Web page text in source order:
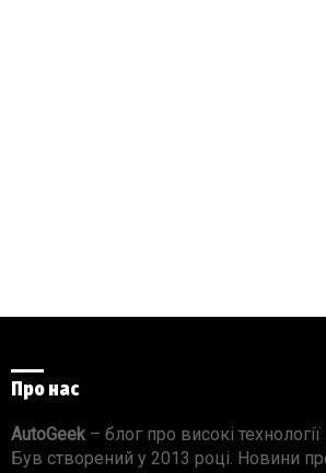
Про нас
AutoGeek – блог про високі
Був створений у 2013 році. Новини